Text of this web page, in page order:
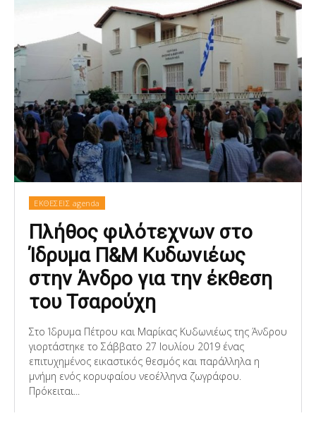
ΕΚΘΕΣΕΙΣ agenda
Πλήθος φιλότεχνων στο
Ίδρυμα Π&Μ Κυδωνιέως
στην Άνδρο για την έκθεση
του Τσαρούχη
Στο Ίδρυμα Πέτρου και Μαρίκας Κυδωνιέως της Άνδρου
γιορτάστηκε το Σάββατο 27 Ιουλίου 2019 ένας
επιτυχημένος εικαστικός θεσμός και παράλληλα η
μνήμη ενός κορυφαίου νεοέλληνα ζωγράφου.
Πρόκειται...